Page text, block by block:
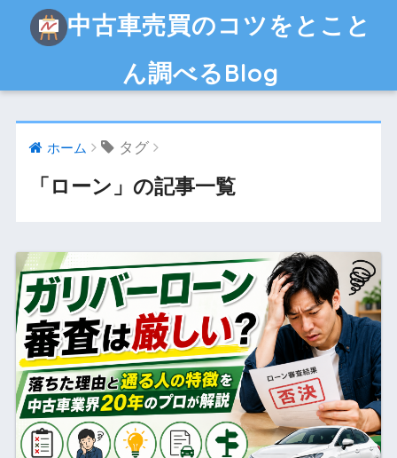
中古車売買のコツをとこと
ん調べるBlog
ホーム タグ
「ローン」の記事一覧